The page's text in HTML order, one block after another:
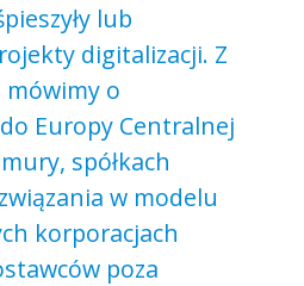
lub
digitalizacji. Z
o
Europy Centralnej
spółkach
w modelu
korporacjach
poza